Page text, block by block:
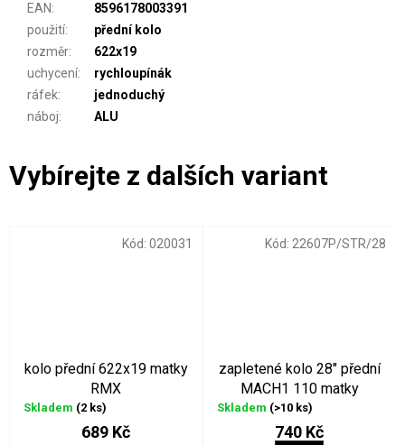
EAN:
8596178003391
použití:
přední kolo
rozměr:
622x19
uchycení:
rychloupínák
ráfek:
jednoduchý
náboj: ALU
kolo přední 622x19 matky
RMX
Skladem (2 ks)
689 Kč
Kód: 020031
zapletené kolo 28" přední
MACH1 110 matky
Skladem (>10 ks)
740 Kč
Kód: 22607P/STR/28